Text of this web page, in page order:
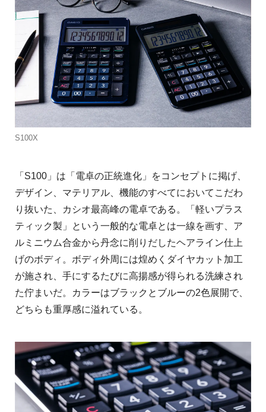
S100X
「S100」は「電卓の正統進化」をコンセプトに掲げ、
デザイン、マテリアル、機能のすべてにおいてこだわ
り抜いた、カシオ最高峰の電卓である。「軽いプラス
ティック製」という一般的な電卓とは一線を画す、ア
ルミニウム合金から丹念に削りだしたヘアライン仕上
げのボディ。ボディ外周には煌めくダイヤカット加工
が施され、手にするたびに高揚感が得られる洗練され
た佇まいだ。カラーはブラックとブルーの2色展開で、
どちらも重厚感に溢れている。